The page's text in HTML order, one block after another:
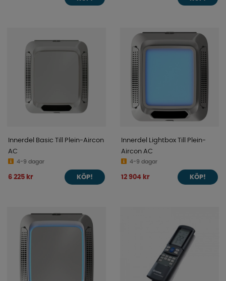
Innerdel Basic Till Plein-Aircon
AC
4-9 dagar
6 225 kr KÖP!
Innerdel Lightbox Till Plein-
Aircon AC
4-9 dagar
12 904 kr KÖP!